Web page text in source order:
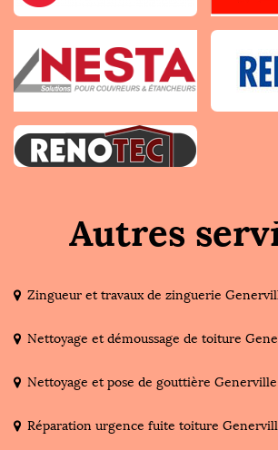
Autres
Zingueur et travaux de zinguerie
Nettoyage et démoussage de toiture
Nettoyage et pose de gouttière Generville
Réparation urgence fuite toiture